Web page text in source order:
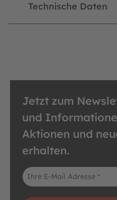
Technische Daten
Jetzt zum
und
Aktionen und
erhalten.
E-Mail-Adresse*